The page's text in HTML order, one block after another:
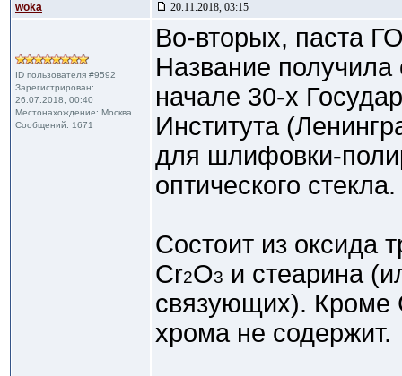
woka 20.11.2018, 03:15
ID пользователя #9592
Зарегистрирован:
26.07.2018, 00:40
Местонахождение: Москва
Сообщений: 1671
Во-вторых, паста
Название получила
начале 30-х
Института
для шлифовки-
оптического стекла.
Состоит из оксида
Cr2O3 и стеарина
связующих). Кроме
хрома не содержит.